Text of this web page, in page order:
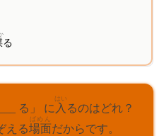
る
る」 に 入
はい
るのはどれ？
える場面
ばめん
だからです。